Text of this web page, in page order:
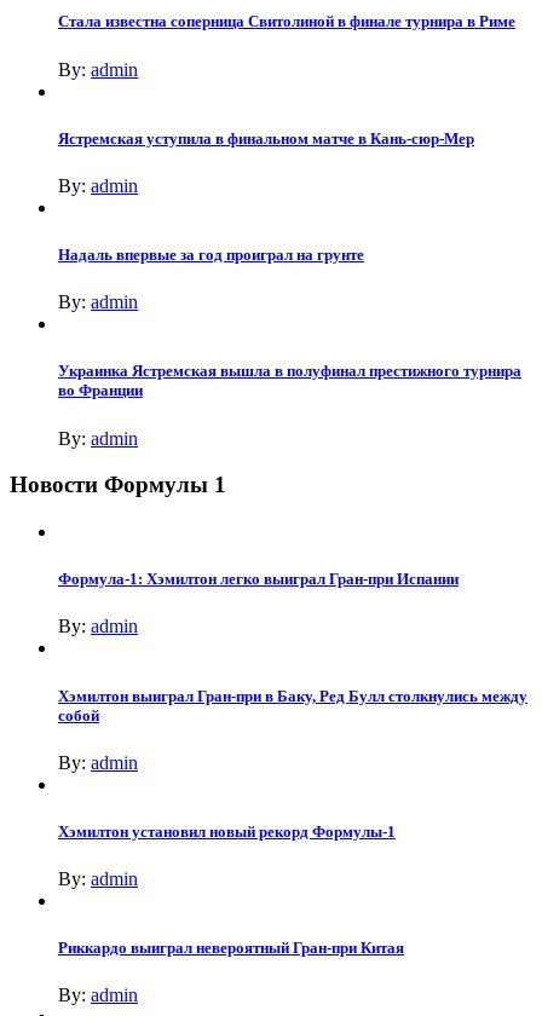
Стала известна соперница Свитолиной в финале турнира в Риме
By: admin
Ястремская уступила в финальном матче в Кань-сюр-Мер
By: admin
Надаль впервые за год проиграл на грунте
By: admin
Украинка Ястремская вышла в полуфинал престижного турнира
во Франции
By: admin
Новости Формулы 1
Формула-1: Хэмилтон легко выиграл Гран-при Испании
By: admin
Хэмилтон выиграл Гран-при в Баку, Ред Булл столкнулись между
собой
By: admin
Хэмилтон установил новый рекорд Формулы-1
By: admin
Риккардо выиграл невероятный Гран-при Китая
By: admin